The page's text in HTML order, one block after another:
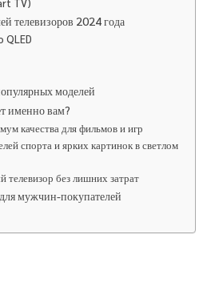
TV)
телевизоров 2024 года
QLED
моделей
именно вам?
качества для фильмов и игр
спорта и ярких картинок в светлом
без лишних затрат
мужчин-покупателей